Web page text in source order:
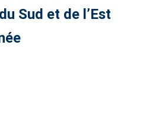
Sud et de l’Est